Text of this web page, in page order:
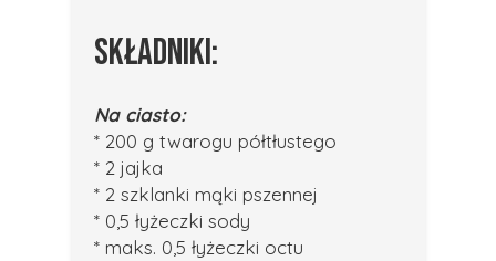
SKŁADNIKI:
Na ciasto:
* 200 g twarogu półtłustego
* 2 jajka
* 2 szklanki mąki pszennej
* 0,5 łyżeczki sody
* maks. 0,5 łyżeczki octu